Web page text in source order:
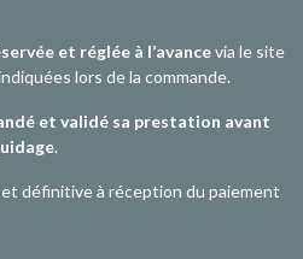
et réglée à l’avancevia le site
lors de la commande.
et validé sa prestation avant
.
définitive à réception du paiement